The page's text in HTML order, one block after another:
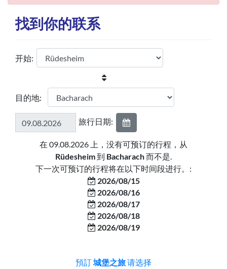
找到你的联系
开始:
目的地:
旅行日期:
在 09.08.2026 上，没有可预订的行程，从
Rüdesheim到 Bacharach而不是.
下一次可预订的行程将在以下时间段进行。:
2026/08/15
2026/08/16
2026/08/17
2026/08/18
2026/08/19
預訂城堡之旅请选择